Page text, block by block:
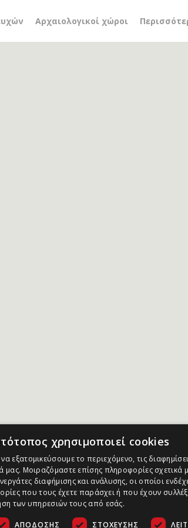
Αρχαιολογικοί χώροι
χρησιμοποιεί cookies
εξατομικεύσουμε το περιεχόμενο, τις
μας. Μοιραζόμαστε επίσης πληροφορίες σχετικά
διαφήμισης και ανάλυσης, οι οποίοι
που τους έχετε παράσχει ή που έχουν
των υπηρεσιών τους από εσάς.
ΑΠΌΔΟΣΗΣ ΣΤΌΧΕΥΣΗΣ